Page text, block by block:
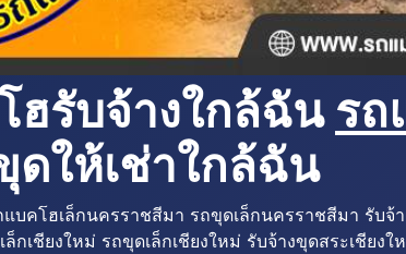
ฮรับจ้างใกล้ฉัน รถ
ดให้เช่าใกล้ฉัน
บคโฮเล็กนครราชสีมา รถขุดเล็กนครราชสีมา รับ
กเชียงใหม่ รถขุดเล็กเชียงใหม่ รับจ้างขุดสระเชียง